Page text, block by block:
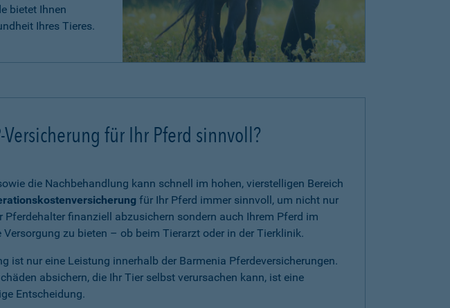
bietet Ihnen
Ihres Tieres.
für Ihr Pferd sinnvoll?
die Nachbehandlung kann schnell im hohen, vierstelligen Bereich
für Ihr Pferd immer sinnvoll, um nicht nur
Pferdehalter finanziell abzusichern sondern auch Ihrem Pferd im
zu bieten – ob beim Tierarzt oder in der Tierklinik.
ist nur eine Leistung innerhalb der Barmenia Pferdeversicherungen.
absichern, die Ihr Tier selbst verursachen kann, ist eine
Entscheidung.